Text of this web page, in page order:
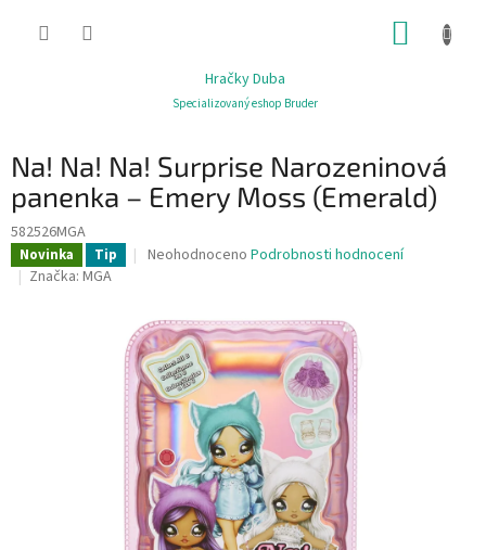
Hračky Duba
Specializovaný eshop Bruder
Na! Na! Na! Surprise Narozeninová
panenka – Emery Moss (Emerald)
582526MGA
Novinka Tip
Průměrné
je
0,0
z
5
hvězdiček.
Neohodnoceno Podrobnosti hodnocení
Značka: MGA